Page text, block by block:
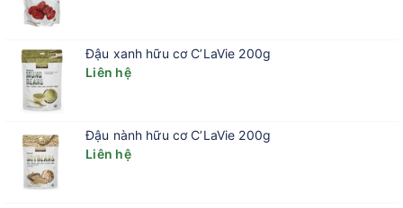
Bé ăn dặm hoặc mẹ bầu
khoáng chấtĐậu xanh hữu cơ C’LaVie 200g
Liên hệ
Đậu nành hữu cơ C’LaVie 200g
Liên hệ